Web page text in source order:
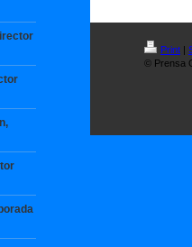
Print |
© Prensa